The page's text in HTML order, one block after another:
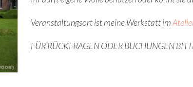
Veranstaltungsort ist meine Werkstatt im
FÜR RÜCKFRAGEN ODER BUCHUNGEN